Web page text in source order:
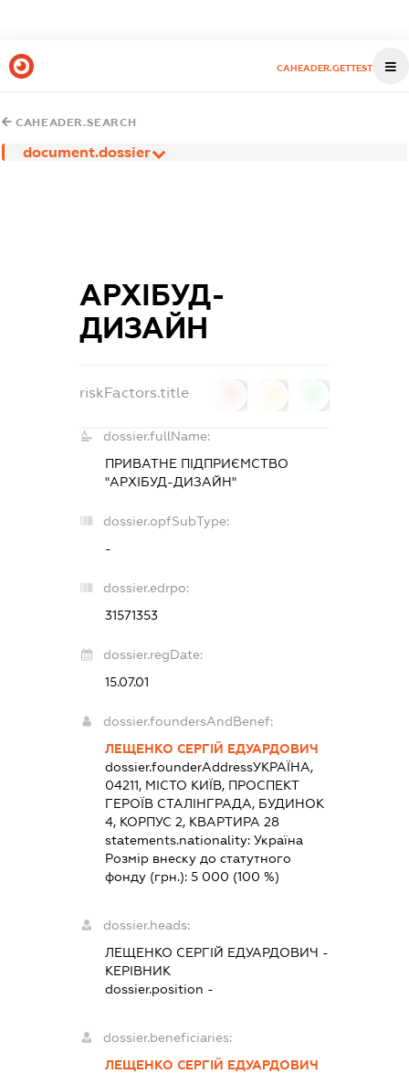
CAHEADER.GETTEST
CAHEADER.SEARCH
document.dossier
АРХІБУД-
ДИЗАЙН
riskFactors.title
dossier.fullName:
ПРИВАТНЕ ПІДПРИЄМСТВО
"АРХІБУД-ДИЗАЙН"
dossier.opfSubType:
-
dossier.edrpo:
31571353
dossier.regDate:
15.07.01
dossier.foundersAndBenef:
ЛЕЩЕНКО СЕРГІЙ ЕДУАРДОВИЧ
dossier.founderAddressУКРАЇНА,
04211, МІСТО КИЇВ, ПРОСПЕКТ
ГЕРОЇВ СТАЛІНГРАДА, БУДИНОК
4, КОРПУС 2, КВАРТИРА 28
statements.nationality:Україна
Розмір внеску до статутного
фонду (грн.):5 000 (100 %)
dossier.heads:
ЛЕЩЕНКО СЕРГІЙ ЕДУАРДОВИЧ -
КЕРІВНИК
dossier.position -
dossier.beneficiaries:
ЛЕЩЕНКО СЕРГІЙ ЕДУАРДОВИЧ